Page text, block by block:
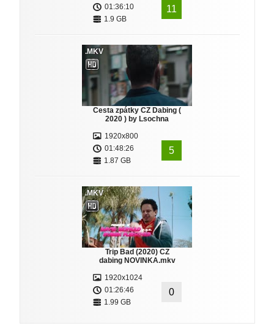
01:36:10
1.9 GB
11
.MKV
Cesta zpátky CZ Dabing (
2020 ) by Lsochna
1920x800
01:48:26
1.87 GB
5
.MKV
Trip Bad (2020) CZ
dabing NOVINKA.mkv
1920x1024
01:26:46
1.99 GB
0